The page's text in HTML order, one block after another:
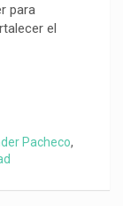
para
el
Pacheco,